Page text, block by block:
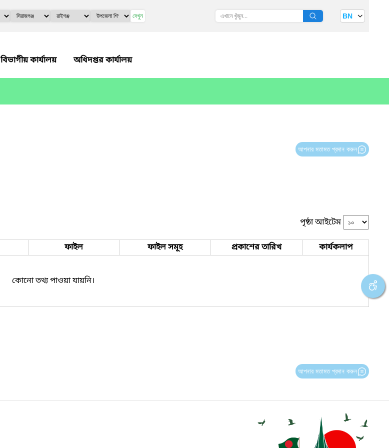
দেখুন BN
বিভাগীয় কার্যালয় অধিদপ্তর কার্যালয়
আপনার মতামত প্রদান করুন
পৃষ্ঠা আইটেম
ফাইল ফাইল সমূহ প্রকাশের তারিখ কার্যকলাপ
কোনো তথ্য পাওয়া যায়নি।
আপনার মতামত প্রদান করুন